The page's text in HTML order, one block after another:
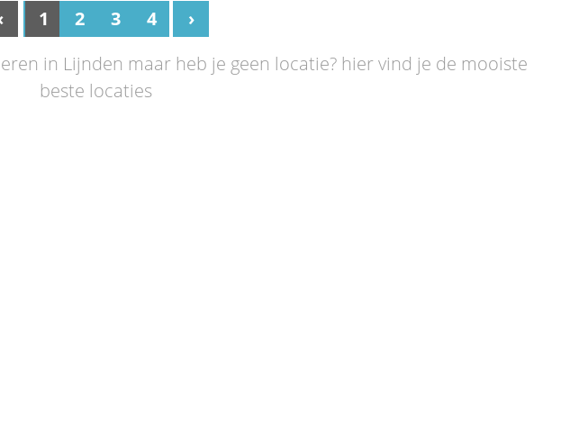
1 2 3 4
›
in Lijnden maar heb je geen locatie? hier vind je de mooiste
beste locaties